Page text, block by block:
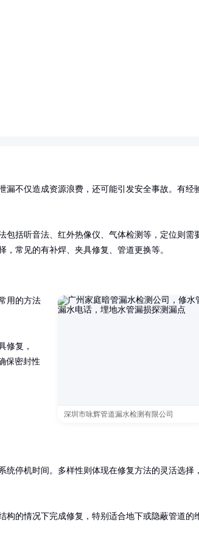
漏不仅造成资源浪费，还可能引发安全事故。有经
包括听音法、红外热像仪、气体检测等，定位则需
常见的有补焊、夹具修复、管道更换等。
深圳市咏辉管道漏水检测有限公司
用的方法
修复，
保密封性
统停机时间。多样性则体现在修复方法的灵活选择
构的情况下完成修复，特别适合地下或隐蔽管道的